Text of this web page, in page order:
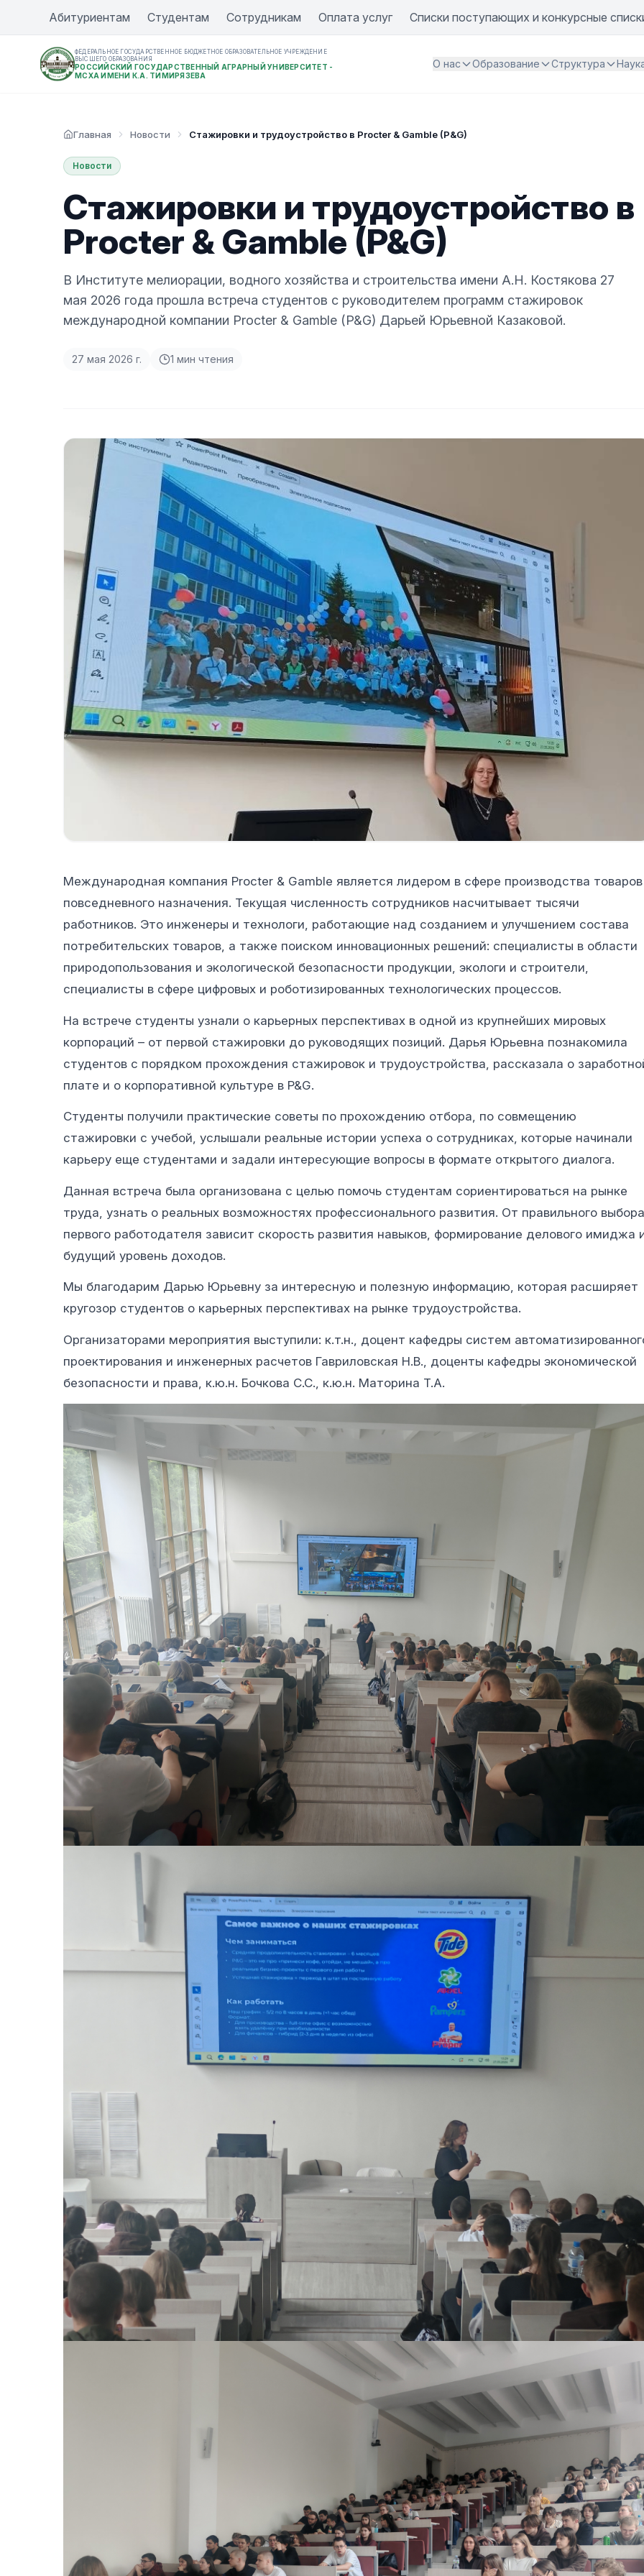
Абитуриентам Студентам Сотрудникам Оплата услуг Списки поступающих и конкурсные
ФЕДЕРАЛЬНОЕ ГОСУДАРСТВЕННОЕ БЮДЖЕТНОЕ ОБРАЗОВАТЕЛЬНОЕ УЧРЕЖДЕНИЕ
ВЫСШЕГО ОБРАЗОВАНИЯ
РОССИЙСКИЙ ГОСУДАРСТВЕННЫЙ АГРАРНЫЙ УНИВЕРСИТЕТ -
МСХА ИМЕНИ К.А. ТИМИРЯЗЕВА
О нас Образование Структура
Главная Новости Стажировки и трудоустройство в Procter & Gamble (P&G)
Новости
Стажировки и трудоустройство в
Procter & Gamble (P&G)
В Институте мелиорации, водного хозяйства и строительства имени А.Н. Костякова 27
мая 2026 года прошла встреча студентов с руководителем программ стажировок
международной компании Procter & Gamble (P&G) Дарьей Юрьевной Казаковой.
27 мая 2026 г. 1 мин чтения
Международная компания Procter & Gamble является лидером в сфере производства товаров
повседневного назначения. Текущая численность сотрудников насчитывает тысячи
работников. Это инженеры и технологи, работающие над созданием и улучшением состава
потребительских товаров, а также поиском инновационных решений: специалисты в области
природопользования и экологической безопасности продукции, экологи и строители,
специалисты в сфере цифровых и роботизированных технологических процессов.
На встрече студенты узнали о карьерных перспективах в одной из крупнейших мировых
корпораций – от первой стажировки до руководящих позиций. Дарья Юрьевна познакомила
студентов с порядком прохождения стажировок и трудоустройства, рассказала о
плате и о корпоративной культуре в P&G.
Студенты получили практические советы по прохождению отбора, по совмещению
стажировки с учебой, услышали реальные истории успеха о сотрудниках, которые начинали
карьеру еще студентами и задали интересующие вопросы в формате открытого диалога.
Данная встреча была организована с целью помочь студентам сориентироваться на рынке
труда, узнать о реальных возможностях профессионального развития. От правильного выбора
первого работодателя зависит скорость развития навыков, формирование делового имиджа
будущий уровень доходов.
Мы благодарим Дарью Юрьевну за интересную и полезную информацию, которая расширяет
кругозор студентов о карьерных перспективах на рынке трудоустройства.
Организаторами мероприятия выступили: к.т.н., доцент кафедры систем
проектирования и инженерных расчетов Гавриловская Н.В., доценты кафедры экономической
безопасности и права, к.ю.н. Бочкова С.С., к.ю.н. Маторина Т.А.